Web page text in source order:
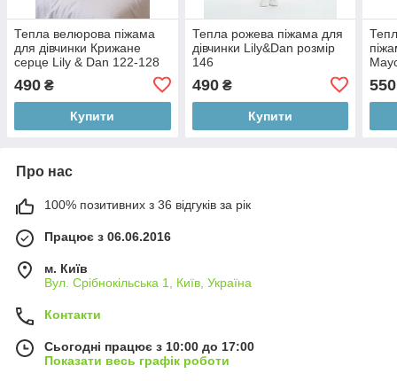
Тепла велюрова піжама
для дівчинки Крижане
серце Lily & Dan 122-128
490 ₴
Купити
Тепла рожева піжама для
дівчинки Lily&Dan розмір
146
490₴
Купити
550
Про нас
100% позитивних з 36 відгуків за рік
Працює з 06.06.2016
м. Київ
Вул. Срібнокільська 1, Київ, Україна
Контакти
Сьогодні працює з 10:00 до 17:00
Показати весь графік роботи